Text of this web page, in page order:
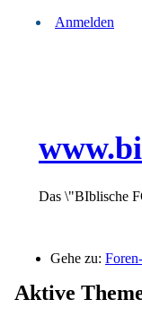
Anmelden
Das \"BIblische
Gehe zu:
Aktive